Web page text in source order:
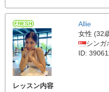
Allie
女性 (32
シンガ
ID:
レッスン内容